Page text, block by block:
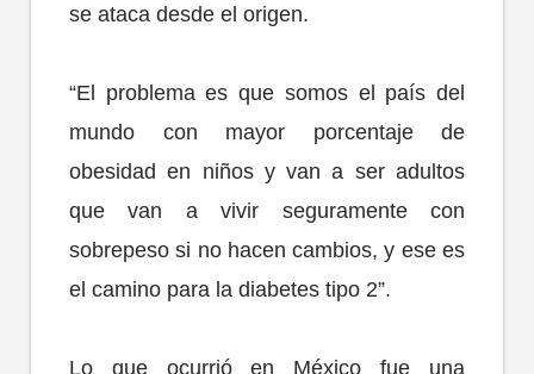
se ataca desde el origen.
“El problema es que somos el país del
mundo con mayor porcentaje de
obesidad en niños y van a ser adultos
que van a vivir seguramente con
sobrepeso si no hacen cambios, y ese es
el camino para la diabetes tipo 2”.
Lo que ocurrió en México fue una